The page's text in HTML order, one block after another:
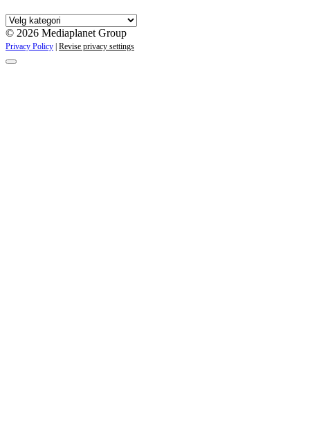
Våre
kampanjer
© 2026 Mediaplanet Group
Privacy Policy | Revise privacy settings